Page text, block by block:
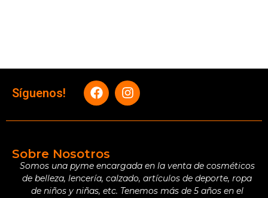
Síguenos!
Sobre Nosotros
Somos una pyme encargada en la venta de cosméticos
de belleza, lencería, calzado, artículos de deporte, ropa
de niños y niñas, etc. Tenemos más de 5 años en el